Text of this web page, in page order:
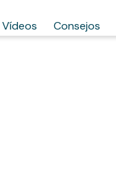
Vídeos Consejos